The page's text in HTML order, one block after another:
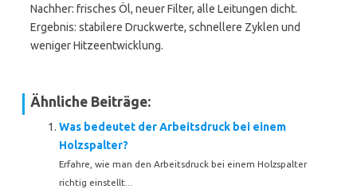
Nachher: frisches Öl, neuer Filter, alle Leitungen dicht.
Ergebnis: stabilere Druckwerte, schnellere Zyklen und
weniger Hitzeentwicklung.
Ähnliche Beiträge:
Was bedeutet der Arbeitsdruck bei einem
Holzspalter?
Erfahre, wie man den Arbeitsdruck bei einem Holzspalter
richtig einstellt...